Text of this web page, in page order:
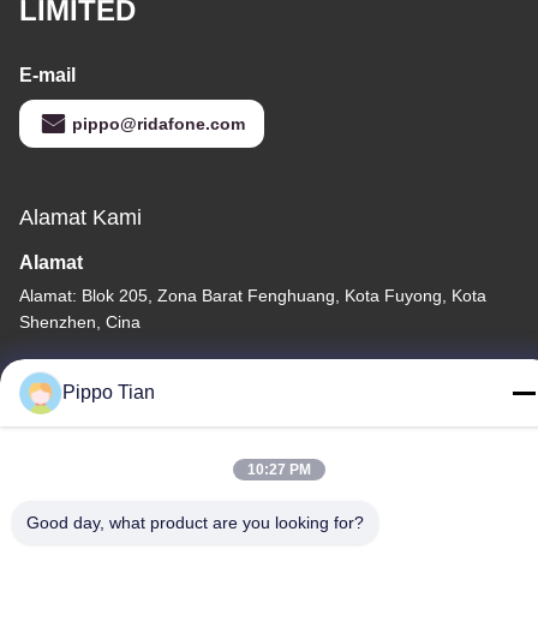
LIMITED
E-mail
pippo@ridafone.com
Alamat Kami
Alamat
Alamat: Blok 205, Zona Barat Fenghuang, Kota Fuyong, Kota
Shenzhen, Cina
Telp
86--13590447319
Pippo Tian
10:27 PM
Good day, what product are you looking for?